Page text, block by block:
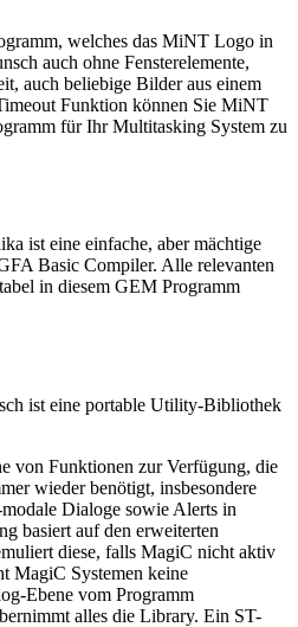
welches das MiNT Logo in
auch ohne Fensterelemente,
auch beliebige Bilder aus einem
Funktion können Sie MiNT
für Ihr Multitasking System zu
ist eine einfache, aber mächtige
Basic Compiler. Alle relevanten
in diesem GEM Programm
ist eine portable Utility-Bibliothek
von Funktionen zur Verfügung, die
wieder benötigt, insbesondere
Dialoge sowie Alerts in
basiert auf den erweiterten
diese, falls MagiC nicht aktiv
MagiC Systemen keine
Ebene vom Programm
alles die Library. Ein ST-